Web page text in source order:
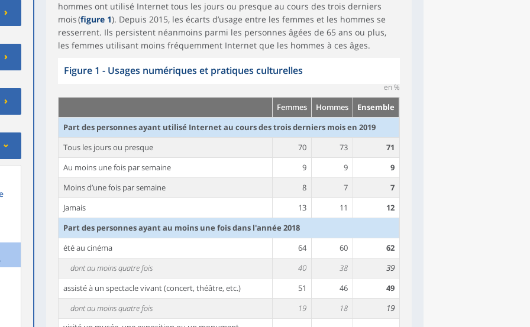
hommes ont utilisé Internet tous les jours ou presque au cours des trois derniers
mois (figure 1). Depuis 2015, les écarts d’usage entre les femmes et les hommes se
resserrent. Ils persistent néanmoins parmi les personnes âgées de 65 ans ou plus,
les femmes utilisant moins fréquemment Internet que les hommes à ces âges.
Figure 1 - Usages numériques et pratiques culturelles
en %
Femmes Hommes
Ensemble
Part des personnes ayant utilisé Internet au cours des trois derniers mois en 2019
Tous les jours ou presque
70 73
71
Au moins une fois par semaine
9 9
9
Moins d’une fois par semaine
8 7
7
Jamais
13 11
12
Part des personnes ayant au moins une fois dans l'année 2018
été au cinéma
64 60
62
dont au moins quatre fois
40 38
39
assisté à un spectacle vivant (concert, théâtre, etc.)
51 46
49
dont au moins quatre fois
19 18
19